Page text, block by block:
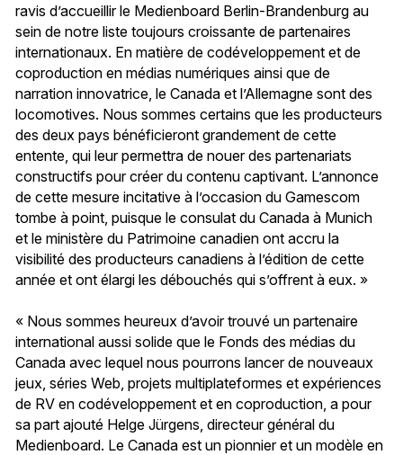
ravis d’accueillir le Medienboard Berlin-Brandenburg au
sein de notre liste toujours croissante de partenaires
internationaux. En matière de codéveloppement et de
coproduction en médias numériques ainsi que de
narration innovatrice, le Canada et l’Allemagne sont des
locomotives. Nous sommes certains que les producteurs
des deux pays bénéficieront grandement de cette
entente, qui leur permettra de nouer des partenariats
constructifs pour créer du contenu captivant. L’annonce
de cette mesure incitative à l’occasion du Gamescom
tombe à point, puisque le consulat du Canada à Munich
et le ministère du Patrimoine canadien ont accru la
visibilité des producteurs canadiens à l’édition de cette
année et ont élargi les débouchés qui s’offrent à eux. »
« Nous sommes heureux d’avoir trouvé un partenaire
international aussi solide que le Fonds des médias du
Canada avec lequel nous pourrons lancer de nouveaux
jeux, séries Web, projets multiplateformes et expériences
de RV en codéveloppement et en coproduction, a pour
sa part ajouté Helge Jürgens, directeur général du
Medienboard. Le Canada est un pionnier et un modèle en